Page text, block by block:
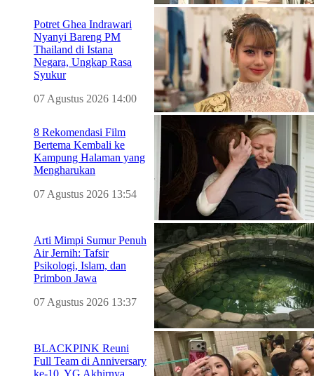
Potret Ghea Indrawari
Nyanyi Bareng PM
Thailand di Istana
Negara, Ungkap Rasa
Syukur
07 Agustus 2026 14:00
8 Rekomendasi Film
Bertema Kembali ke
Kampung Halaman yang
Mengharukan
07 Agustus 2026 13:54
Arti Mimpi Sumur Penuh
Air Jernih: Tafsir
Psikologi, Islam, dan
Primbon Jawa
07 Agustus 2026 13:37
BLACKPINK Reuni
Full Team di Anniversary
ke-10, YG Akhirnya